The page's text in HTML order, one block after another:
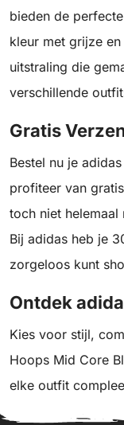
bieden de
kleur met grijze
uitstraling die
verschillende
Gratis
Bestel nu je
profiteer van
toch niet helemaal
Bij adidas heb je
zorgeloos kunt
Ontdek
Kies voor stijl,
Hoops Mid Core
elke outfit